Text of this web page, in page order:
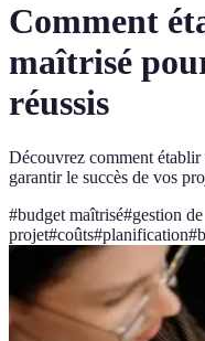
Comment
maîtrisé
réussis
Découvrez comment
garantir le succès de vos
#budget maîtrisé#gestion de
projet#coûts#planification#